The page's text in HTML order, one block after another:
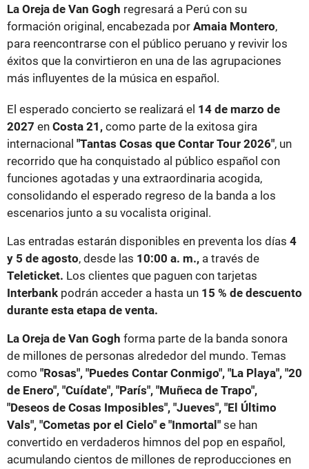
La Oreja de Van Gogh regresará a Perú con su
formación original, encabezada por Amaia Montero,
para reencontrarse con el público peruano y revivir los
éxitos que la convirtieron en una de las agrupaciones
más influyentes de la música en español.
El esperado concierto se realizará el 14 de marzo de
2027 en Costa 21, como parte de la exitosa gira
internacional "Tantas Cosas que Contar Tour 2026", un
recorrido que ha conquistado al público español con
funciones agotadas y una extraordinaria acogida,
consolidando el esperado regreso de la banda a los
escenarios junto a su vocalista original.
Las entradas estarán disponibles en preventa los días 4
y 5 de agosto, desde las 10:00 a. m., a través de
Teleticket. Los clientes que paguen con tarjetas
Interbank podrán acceder a hasta un 15 % de descuento
durante esta etapa de venta.
La Oreja de Van Gogh forma parte de la banda sonora
de millones de personas alrededor del mundo. Temas
como "Rosas", "Puedes Contar Conmigo", "La Playa", "20
de Enero", "Cuídate", "París", "Muñeca de Trapo",
"Deseos de Cosas Imposibles", "Jueves", "El Último
Vals", "Cometas por el Cielo" e "Inmortal" se han
convertido en verdaderos himnos del pop en español,
acumulando cientos de millones de reproducciones en